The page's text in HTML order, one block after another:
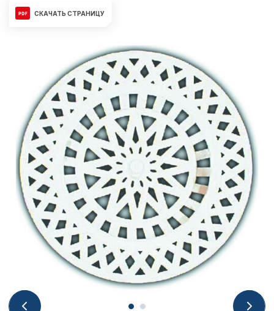
СКАЧАТЬ СТРАНИЦУ